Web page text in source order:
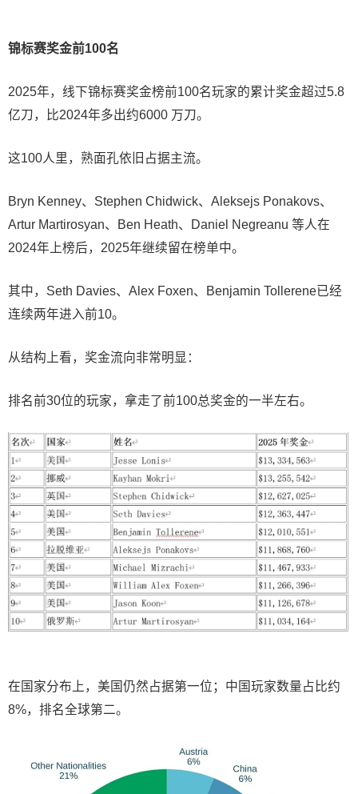
锦标赛奖金前100名
2025年，线下锦标赛奖金榜前100名玩家的累计奖金超过5.8
亿刀，比2024年多出约6000 万刀。
这100人里，熟面孔依旧占据主流。
Bryn Kenney、Stephen Chidwick、Aleksejs Ponakovs、
Artur Martirosyan、Ben Heath、Daniel Negreanu 等人在
2024年上榜后，2025年继续留在榜单中。
其中，Seth Davies、Alex Foxen、Benjamin Tollerene已经
连续两年进入前10。
从结构上看，奖金流向非常明显：
排名前30位的玩家，拿走了前100总奖金的一半左右。
在国家分布上，美国仍然占据第一位；中国玩家数量占比约
8%，排名全球第二。